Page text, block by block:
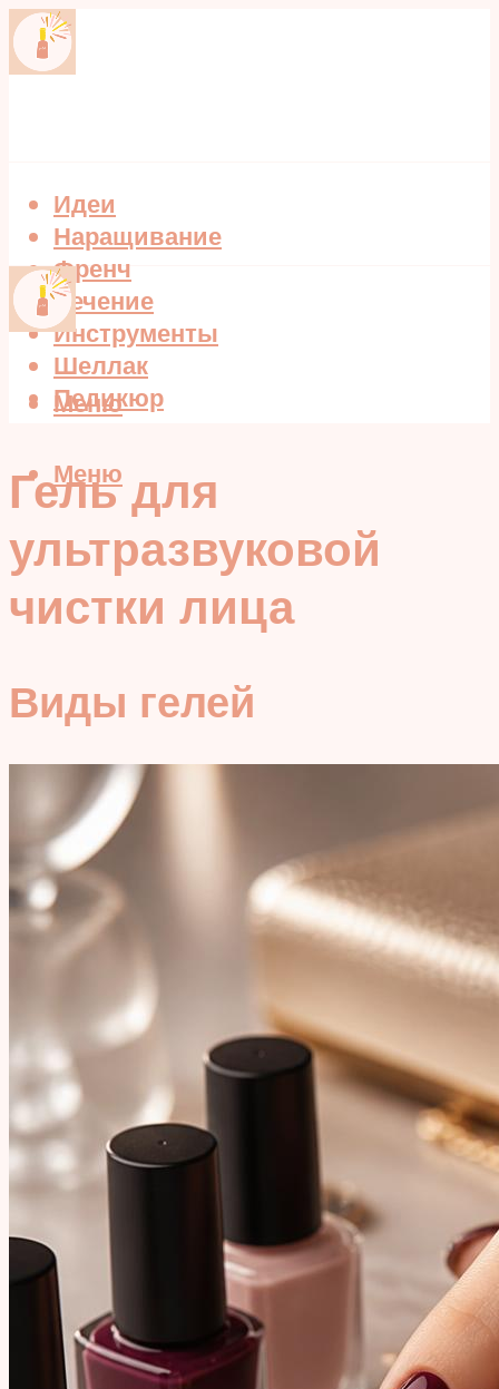
Идеи
Наращивание
Френч
Лечение
Инструменты
Шеллак
Педикюр
Меню
Меню
Гель для
ультразвуковой
чистки лица
Виды гелей